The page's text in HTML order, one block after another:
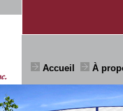
Accueil À